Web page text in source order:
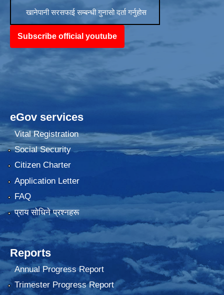
खानेपानी सरसफाई सम्बन्धी गुनासो दर्ता गर्नुहोस
Subscribe official youtube
eGov services
Vital Registration
Social Security
Citizen Charter
Application Letter
FAQ
प्राय साेधिने प्रश्नहरू
Reports
Annual Progress Report
Trimester Progress Report